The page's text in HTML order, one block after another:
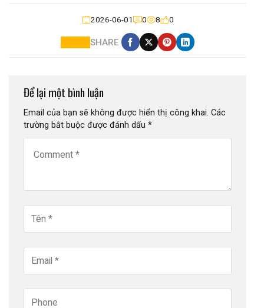
2026-06-01 0 8 0
SHARE
Để lại một bình luận
Email của bạn sẽ không được hiển thị công khai. Các
trường bắt buộc được đánh dấu *